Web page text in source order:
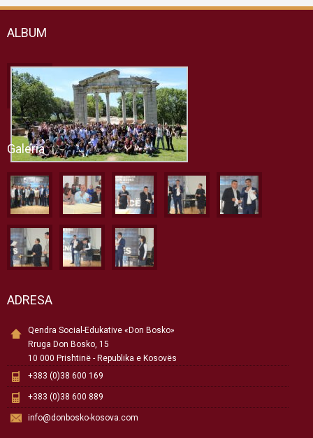
ALBUM
Galeria
ADRESA
Qendra Social-Edukative «Don Bosko»
Rruga Don Bosko, 15
10 000 Prishtinë - Republika e Kosovës
+383 (0)38 600 169
+383 (0)38 600 889
info@donbosko-kosova.com